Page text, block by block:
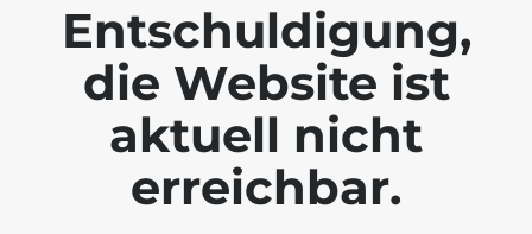
Entschuldigung,
die Website ist
aktuell nicht
erreichbar.